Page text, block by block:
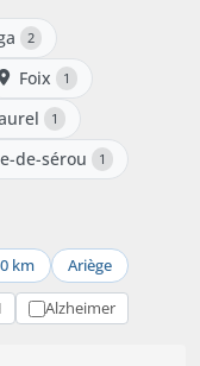
2
Foix 1
1
de-sérou 1
km Ariège
Alzheimer